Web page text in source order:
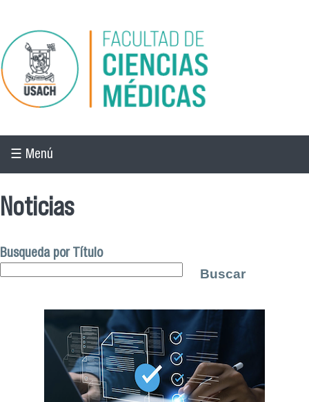
Pasar al contenido principal
☰ Menú
Noticias
Busqueda por Título